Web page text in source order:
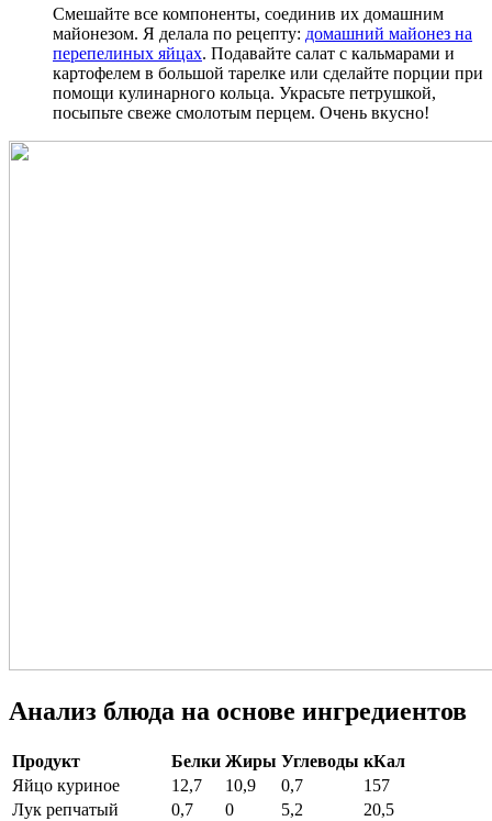
Смешайте все компоненты, соединив их домашним
майонезом. Я делала по рецепту: домашний майонез на
перепелиных яйцах. Подавайте салат с кальмарами и
картофелем в большой тарелке или сделайте порции при
помощи кулинарного кольца. Украсьте петрушкой,
посыпьте свеже смолотым перцем. Очень вкусно!
Анализ блюда на основе ингредиентов
Продукт Белки Жиры Углеводы кКал
Яйцо куриное
12,7 10,9 0,7
157
Лук репчатый
0,7 0 5,2
20,5